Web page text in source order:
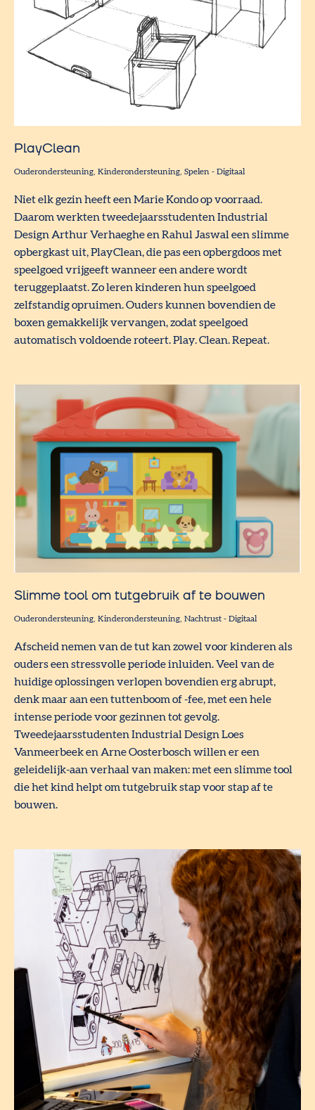
PlayClean
Ouderondersteuning Kinderondersteuning Spelen - Digitaal
Niet elk gezin heeft een Marie Kondo op voorraad.
Daarom werkten tweedejaarsstudenten Industrial
Design Arthur Verhaeghe en Rahul Jaswal een slimme
opbergkast uit, PlayClean, die pas een opbergdoos met
speelgoed vrijgeeft wanneer een andere wordt
teruggeplaatst. Zo leren kinderen hun speelgoed
zelfstandig opruimen. Ouders kunnen bovendien de
boxen gemakkelijk vervangen, zodat speelgoed
automatisch voldoende roteert. Play. Clean. Repeat.
Slimme tool om tutgebruik af te bouwen
Ouderondersteuning Kinderondersteuning Nachtrust - Digitaal
Afscheid nemen van de tut kan zowel voor kinderen als
ouders een stressvolle periode inluiden. Veel van de
huidige oplossingen verlopen bovendien erg abrupt,
denk maar aan een tuttenboom of -fee, met een hele
intense periode voor gezinnen tot gevolg.
Tweedejaarsstudenten Industrial Design Loes
Vanmeerbeek en Arne Oosterbosch willen er een
geleidelijk-aan verhaal van maken: met een slimme tool
die het kind helpt om tutgebruik stap voor stap af te
bouwen.